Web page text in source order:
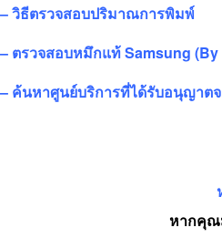
–วิธีตรวจสอบปริมาณการพิมพ์
– ตรวจสอบหมึกแท้ Samsung (By
– ค้นหาศูนย์บริการที่ได้รับอนุญาต
หากคุณ